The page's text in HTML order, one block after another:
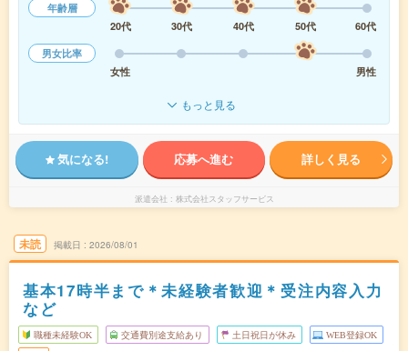
年齢層
20代
30代 40代 50代
60代
男女比率
女性
男性
もっと見る
気になる! 応募へ進む 詳しく見る
派遣会社 株式会社スタッフサービス
未読 掲載日 2026/08/01
基本17時半まで＊未経験者歓迎＊受注内容入力
など
職種未経験OK 交通費別途支給あり 土日祝日が休み WEB登録OK